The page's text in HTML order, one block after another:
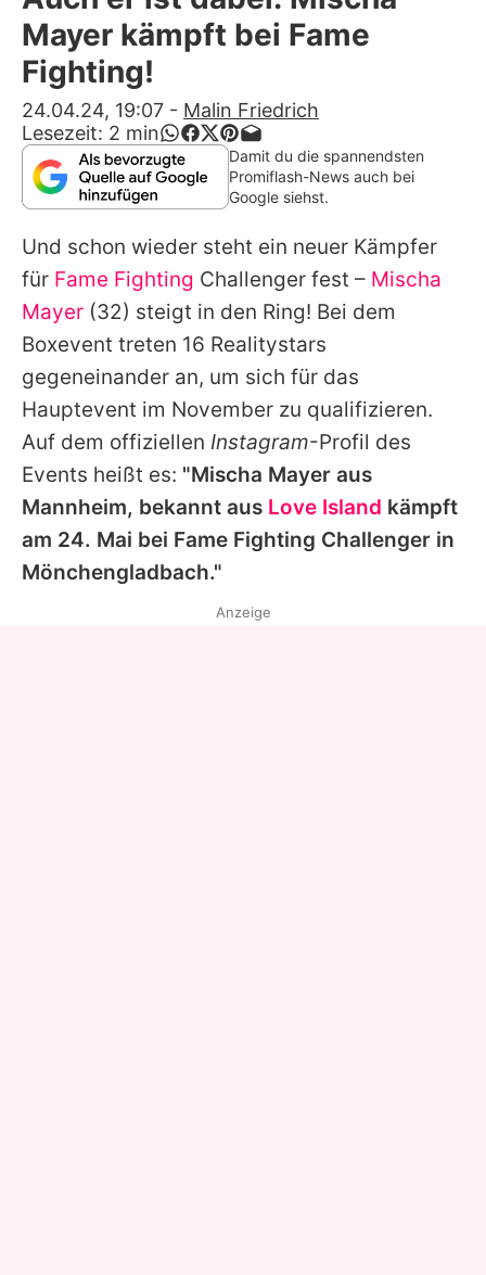
Alle Themen auf Promiflash
App runterladen
Team
Redaktionelle Richtlinien
Impressum
Datenschutzerklärung
Nutzungsbedingungen
Utiq verwalten
Mayer kämpft bei Fame
Fighting!
24.04.24, 19:07 - Malin Friedrich
Lesezeit: 2 min
Damit du die spannendsten
Promiflash-News auch bei
Google siehst.
Und schon wieder steht ein neuer Kämpfer
für Fame Fighting Challenger fest – Mischa
Mayer (32) steigt in den Ring! Bei dem
Boxevent treten 16 Realitystars
gegeneinander an, um sich für das
Hauptevent im November zu qualifizieren.
Auf dem offiziellen Instagram-Profil des
Events heißt es: "Mischa Mayer aus
Mannheim, bekannt aus Love Island kämpft
am 24. Mai bei Fame Fighting Challenger in
Mönchengladbach."
Anzeige